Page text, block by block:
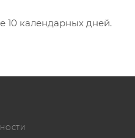
10 календарных дней.